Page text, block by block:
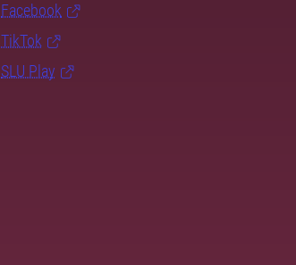
Facebook
TikTok
SLU Play